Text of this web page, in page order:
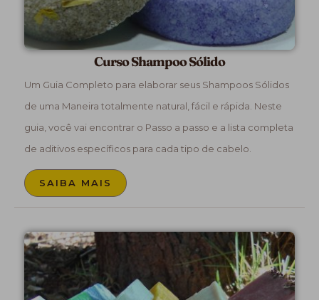
Curso Shampoo Sólido
Um Guia Completo para elaborar seus Shampoos Sólidos
de uma Maneira totalmente natural, fácil e rápida. Neste
guia, você vai encontrar o Passo a passo e a lista completa
de aditivos específicos para cada tipo de cabelo.
SAIBA MAIS